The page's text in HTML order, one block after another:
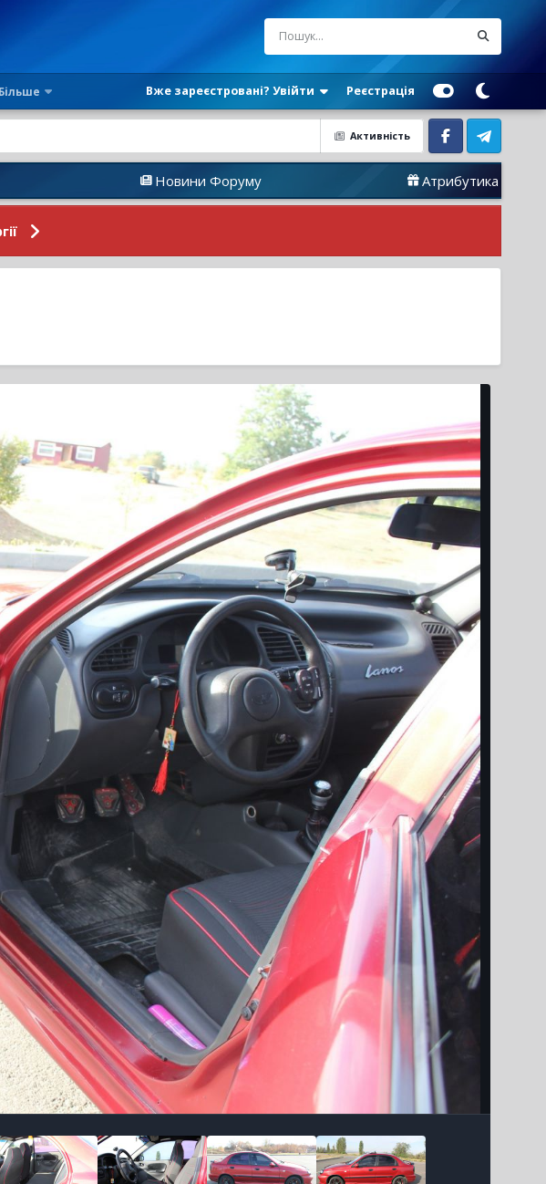
Більше Вже зареєстровані? Увійти Реєстрація
Активність
Facebook Telegram
Новини Форуму Атрибутика
Інструменти